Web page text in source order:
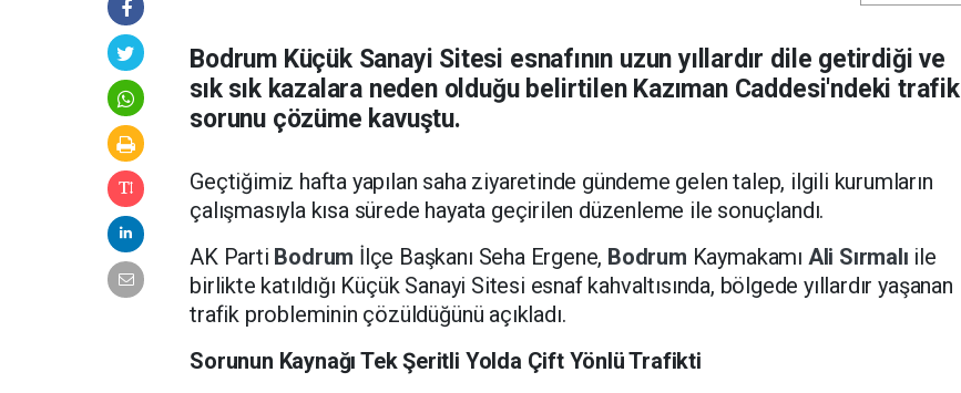
Bodrum Küçük Sanayi Sitesi esnafının uzun yıllardır dile getirdiği ve
sık sık kazalara neden olduğu belirtilen Kazıman Caddesi'ndeki trafik
sorunu çözüme kavuştu.
Geçtiğimiz hafta yapılan saha ziyaretinde gündeme gelen talep, ilgili kurumların
çalışmasıyla kısa sürede hayata geçirilen düzenleme ile sonuçlandı.
AK Parti Bodrum İlçe Başkanı Seha Ergene, Bodrum Kaymakamı Ali Sırmalı ile
birlikte katıldığı Küçük Sanayi Sitesi esnaf kahvaltısında, bölgede yıllardır yaşanan
trafik probleminin çözüldüğünü açıkladı.
Sorunun Kaynağı Tek Şeritli Yolda Çift Yönlü Trafikti